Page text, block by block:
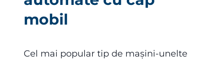
mobil
Cel mai popular tip de mașini-unelte